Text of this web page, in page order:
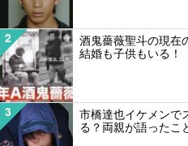
2
酒鬼薔薇聖斗の現在
結婚も子供もいる！
3
市橋達也イケメンで
る？両親が語ったこ